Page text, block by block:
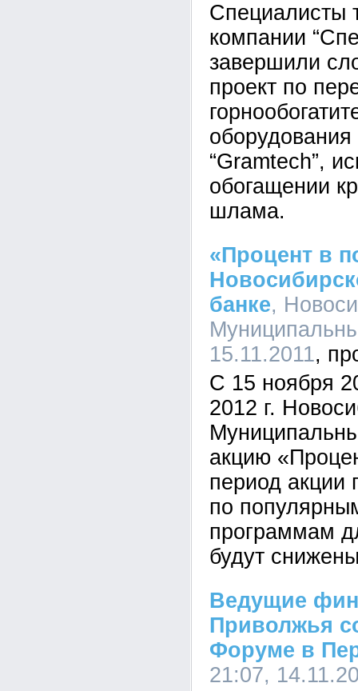
Специалисты
компании
завершили
проект по
оборудования
“Gramtech”,
обогащении
шлама.
«Процент в
банке,
15.11.2011
С 15 ноября
2012 г.
акцию
период акции
по
программам
будут
Ведущие
Приволжья
Форуме в
21:07,